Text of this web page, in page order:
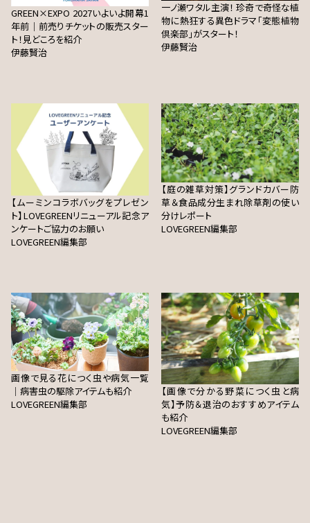
GREEN×EXPO 2027いよいよ開幕1
年前｜前売りチケットの販売スター
ト！見どころを紹介
伊藤賢治
一ノ瀬ワタル主演！ 珍奇で奇怪な植
物に熱狂する異色ドラマ「変態植物
倶楽部」がスタート！
伊藤賢治
【ムーミンコラボバッグをプレゼン
ト】LOVEGREENリニューアル記念ア
ンケートご協力のお願い
LOVEGREEN編集部
【庭の雑草対策】グランドカバー防
草＆食品成分生まれ除草剤の使い
分けレポート
LOVEGREEN編集部
画像で見る花につく虫や病気一覧
｜病害虫の駆除アイテムも紹介
LOVEGREEN編集部
【画像で分かる野菜につく虫と病
気】予防＆退治のおすすめアイテム
も紹介
LOVEGREEN編集部